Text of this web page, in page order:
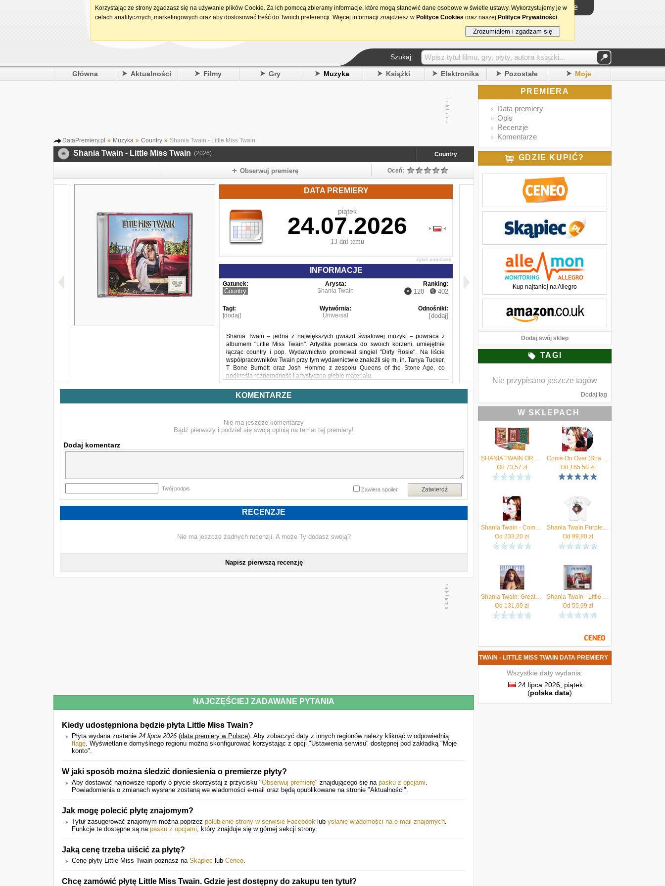
15. urodziny DataPremiery.pl Logowanie
Szukaj:
Główna Aktualności Filmy Gry Muzyka Książki Elektronika Pozostałe Moje
DataPremiery.pl » Muzyka » Country » Shania Twain - Little Miss Twain
Shania Twain - Little Miss Twain (2026) Country
Obserwuj premierę Oceń:
DATA PREMIERY
piątek
24.07.2026
13 dni temu
zgłoś poprawkę
INFORMACJE
Gatunek:
Country
Arysta:
Shania Twain
Ranking:
128 402
Tagi:
[dodaj]
Wytwórnia:
Universal
Odnośniki:
[dodaj]
Shania Twain – jedna z największych gwiazd światowej muzyki – powraca z
albumem "Little Miss Twain". Artystka powraca do swoich korzeni, umiejętnie
łącząc country i pop. Wydawnictwo promował singiel "Dirty Rosie". Na liście
współpracowników Twain przy tym wydawnictwie znaleźli się m. in. Tanya Tucker,
T Bone Burnett oraz Josh Homme z zespołu Queens of the Stone Age, co
podkreśla różnorodność i artystyczną głębię materiału.
"Little Miss Twain" to album dla fanów klasycznego brzmienia Shanii Twain, jak i
KOMENTARZE
Nie ma jeszcze komentarzy
Bądź pierwszy i podziel się swoją opinią na temat tej premiery!
Dodaj komentarz
Twój podpis Zatwierdź
Zawiera spoiler
RECENZJE
Nie ma jeszcze żadnych recenzji. A może Ty dodasz swoją?
Napisz pierwszą recenzję
NAJCZĘŚCIEJ ZADAWANE PYTANIA
Kiedy udostępniona będzie płyta Little Miss Twain?
Płyta wydana zostanie 24 lipca 2026 (data premiery w Polsce). Aby zobaczyć daty z innych regionów należy kliknąć w odpowiednią
flagę. Wyświetlanie domyślnego regionu można skonfigurować korzystając z opcji "Ustawienia serwisu" dostępnej pod zakładką "Moje
konto".
W jaki sposób można śledzić doniesienia o premierze płyty?
Aby dostawać najnowsze raporty o płycie skorzystaj z przycisku "Obserwuj premierę" znajdującego się na pasku z opcjami.
Powiadomienia o zmianach wysłane zostaną we wiadomości e-mail oraz będą opublikowane na stronie "Aktualności".
Jak mogę polecić płytę znajomym?
Tytuł zasugerować znajomym można poprzez polubienie strony w serwisie Facebook lub ysłanie wiadomości na e-mail znajomych.
Funkcje te dostępne są na pasku z opcjami, który znajduje się w górnej sekcji strony.
Jaką cenę trzeba uiścić za płytę?
Cenę płyty Little Miss Twain poznasz na Skąpiec lub Ceneo.
Chcę zamówić płytę Little Miss Twain. Gdzie jest dostępny do zakupu ten tytuł?
PREMIERA
Data premiery
Opis
Recenzje
Komentarze
GDZIE KUPIĆ?
Kup najtaniej na Allegro
Dodaj swój sklep
TAGI
Nie przypisano jeszcze tagów
Dodaj tag
W SKLEPACH
SHANIA TWAIN ORACLE
Od 73,57 zł
Come On Over (Shania Twain) (Winyl)
Od 165,50 zł
Shania Twain - Come On Over (3CD)
Od 233,20 zł
Shania Twain Purple Photo White M Koszulka
Od 99,80zł
Shania Twain: Greatest Hits (Summer Tour Edition 2024) [Winyl]
Od 131,60 zł
Shania Twain - Little Miss Twain (CD)
Od 55,99 zł
NOWA PŁYTA SHANIA TWAIN - LITTLE MISS TWAIN DATA PREMIERY
Wszystkie daty wydania:
24 lipca 2026, piątek
(polska data)
Korzystając ze strony zgadzasz się na używanie plików Cookie. Za ich pomocą zbieramy informacje, które mogą stanowić dane osobowe w świetle ustawy. Wykorzystujemy je w
celach analitycznych, marketingowych oraz aby dostosować treść do Twoich preferencji. Więcej informacji znajdziesz w Polityce Cookies oraz naszej Polityce Prywatności.
Zrozumiałem i zgadzam się